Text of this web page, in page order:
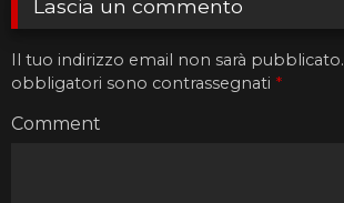
Lascia un commento
Il tuo indirizzo email non sarà pubblicato.
obbligatori sono contrassegnati *
Comment